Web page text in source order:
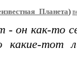
)
он как-то
какие-